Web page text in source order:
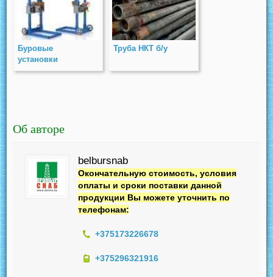
Буровые
установки
Труба НКТ б/у
Об авторе
belbursnab
Окончательную стоимость, условия
оплаты и сроки поставки данной
продукции Вы можете уточнить по
телефонам:
+375173226678
+375296321916